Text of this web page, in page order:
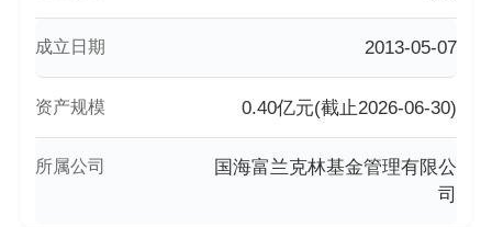
成立日期 2013-05-07
资产规模 0.40亿元(截止2026-06-30)
所属公司
国海富兰克林基金管理有限公
司